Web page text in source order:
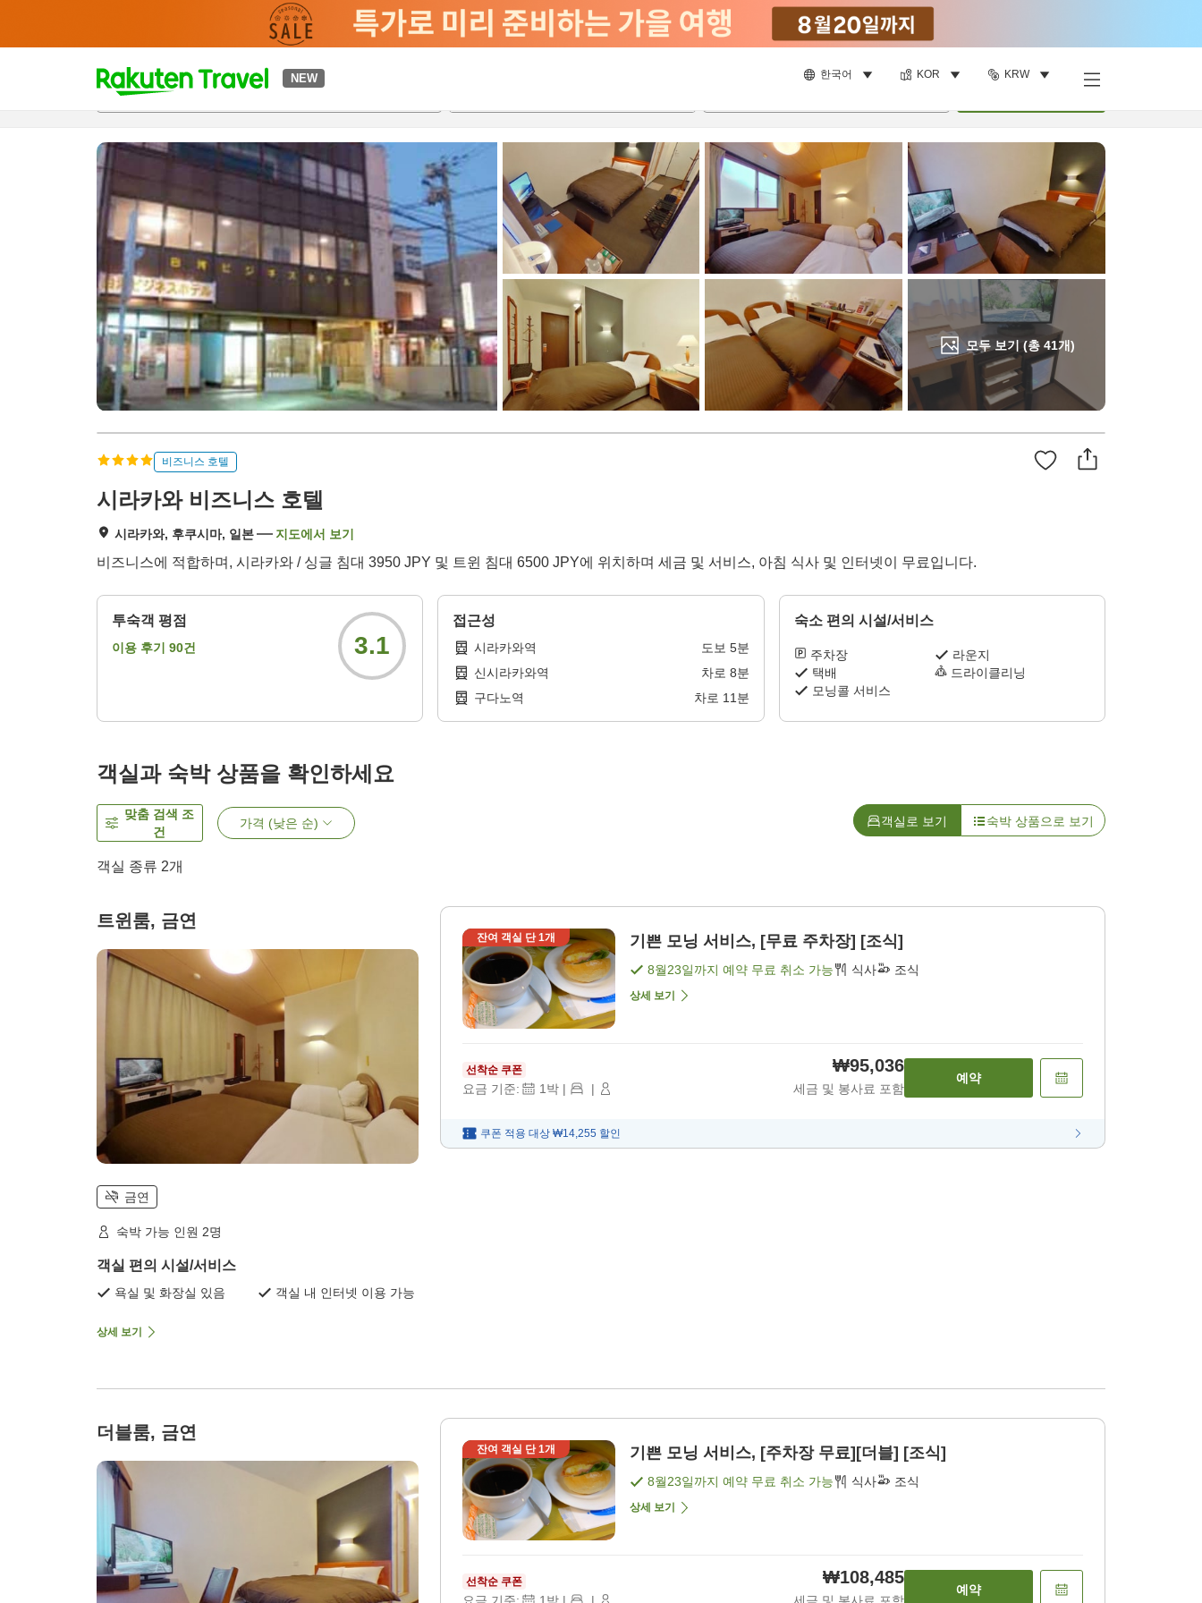
NEW 한국어 KOR KRW
t
p
a
g
e
_
s
e
r
c
h
모두 보기 (총 41개)
개요객실 & 숙박 상품이용 후기 편의 시설/서비스
비즈니스 호텔
시라카와 비즈니스 호텔
시라카와, 후쿠시마, 일본 지도에서 보기
비즈니스에 적합하며, 시라카와 / 싱글 침대 3950 JPY 및 트윈 침대 6500 JPY에 위치하며 세금 및 서비스, 아침 식사 및 인터넷이 무료입니다.
투숙객 평점
이용 후기 90건 3.1
접근성
시라카와역 도보 5분
신시라카와역
차로 8분
구다노역
차로 11분
숙소 편의 시설/서비스
주차장
라운지
택배
드라이클리닝
모닝콜 서비스
객실과 숙박 상품을 확인하세요
맞춤 검색 조
건
가격 (낮은 순) 객실로 보기 숙박 상품으로 보기
객실 종류 2개
트윈룸, 금연
금연
숙박 가능 인원 2명
객실 편의 시설/서비스
욕실 및 화장실 있음 객실 내 인터넷 이용 가능
상세 보기
잔여 객실 단1개 기쁜 모닝 서비스, [무료 주차장] [조식]
8월23일까지 예약 무료 취소 가능 식사 조식
상세 보기
선착순 쿠폰
요금 기준: 1박 | |
₩95,036
세금 및 봉사료 포함
예약
쿠폰 적용 대상 ₩14,255 할인
더블룸, 금연
잔여 객실 단1개 기쁜 모닝 서비스, [주차장 무료][더블] [조식]
8월23일까지 예약 무료 취소 가능 식사 조식
상세 보기
선착순 쿠폰 ₩108,485
예약